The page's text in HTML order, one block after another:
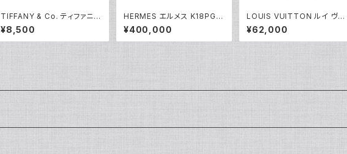
TIFFANY & Co. ティファニー
リターントゥ タグ ネックレスト
ップ シルバー925 ペンダント
トップ Y05233
¥8,500
HERMES エルメス K18PG
エクスリブリスPM 1Pダイヤ
モンド ネックレス 18金 ピン
クゴールド Y05123
¥400,000
LOUIS VUITTON ルイ ヴィ
トン ポシェット アクセソワー
ル ポーチ モノグラム M5198
0 Y05227
¥62,000